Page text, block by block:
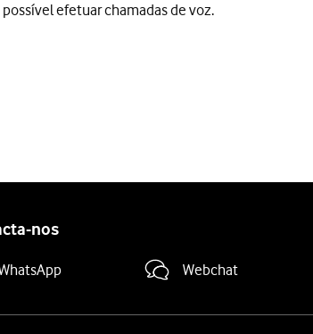
efetuar chamadas de voz.
nos
Webchat